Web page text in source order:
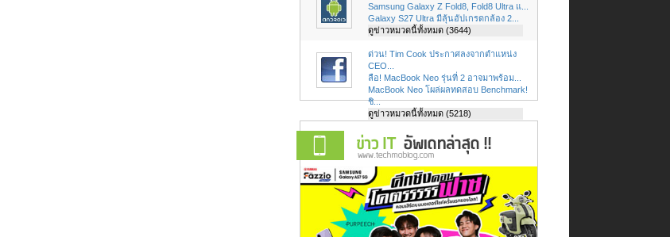
Samsung Galaxy Z Fold8, Fold8 Ultra แ...
Galaxy S27 Ultra มีลุ้นอัปเกรดกล้อง 2...
ดูข่าวหมวดนี้ทั้งหมด (3644)
ด่วน! Tim Cook ประกาศลงจากตำแหน่ง
CEO...
ลือ! MacBook Neo รุ่นที่ 2 อาจมาพร้อม...
MacBook Neo โผล่ผลทดสอบ Benchmark!
ชิ...
ดูข่าวหมวดนี้ทั้งหมด (5218)